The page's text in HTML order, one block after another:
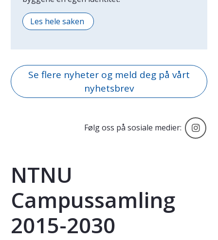
Les hele saken
Se flere nyheter og meld deg på vårt
nyhetsbrev
Følg oss på sosiale medier:
NTNU
Campussamling
2015-2030